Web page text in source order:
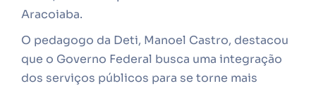
Aracoiaba.
O pedagogo da Deti, Manoel Castro, destacou
que o Governo Federal busca uma integração
dos serviços públicos para se torne mais